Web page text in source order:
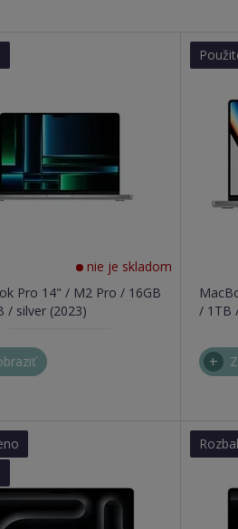
nie je skladom
Pro 14" / M2 Pro / 16GB
/ silver (2023)
/ 1TB